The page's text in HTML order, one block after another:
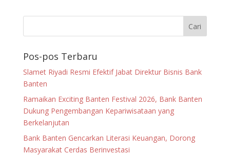
Pos-pos Terbaru
Slamet Riyadi Resmi Efektif Jabat Direktur Bisnis Bank
Banten
Ramaikan Exciting Banten Festival 2026, Bank Banten
Dukung Pengembangan Kepariwisataan yang
Berkelanjutan
Bank Banten Gencarkan Literasi Keuangan, Dorong
Masyarakat Cerdas Berinvestasi